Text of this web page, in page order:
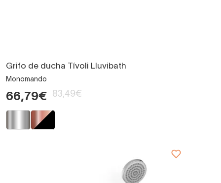
Grifo de ducha Tívoli Lluvibath
Monomando
66,79€ 83,49€